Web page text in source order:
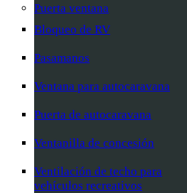
Puerta ventana
Bloqueo de RV
Pasamanos
Ventana para autocaravana
Puerta de autocaravana
Ventanilla de concesión
Ventilación de techo para
vehículos recreativos